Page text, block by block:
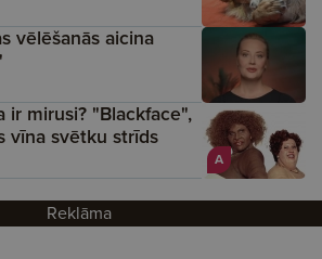
vēlēšanās aicina
A
ir mirusi? "Blackface",
vīna svētku strīds
Reklāma